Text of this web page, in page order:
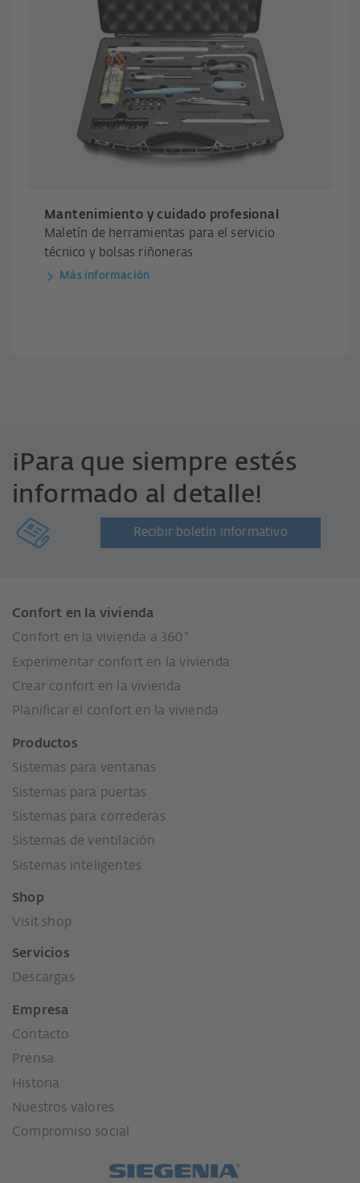
Mantenimiento y cuidado profesional
Maletín de herramientas para el servicio
técnico y bolsas riñoneras
Más información
¡Para que siempre estés
informado al detalle!
Recibir boletín informativo
Confort en la vivienda
Confort en la vivienda a 360°
Experimentar confort en la vivienda
Crear confort en la vivienda
Planificar el confort en la vivienda
Productos
Sistemas para ventanas
Sistemas para puertas
Sistemas para correderas
Sistemas de ventilación
Sistemas inteligentes
Shop
Visit shop
Servicios
Descargas
Empresa
Contacto
Prensa
Historia
Nuestros valores
Compromiso social